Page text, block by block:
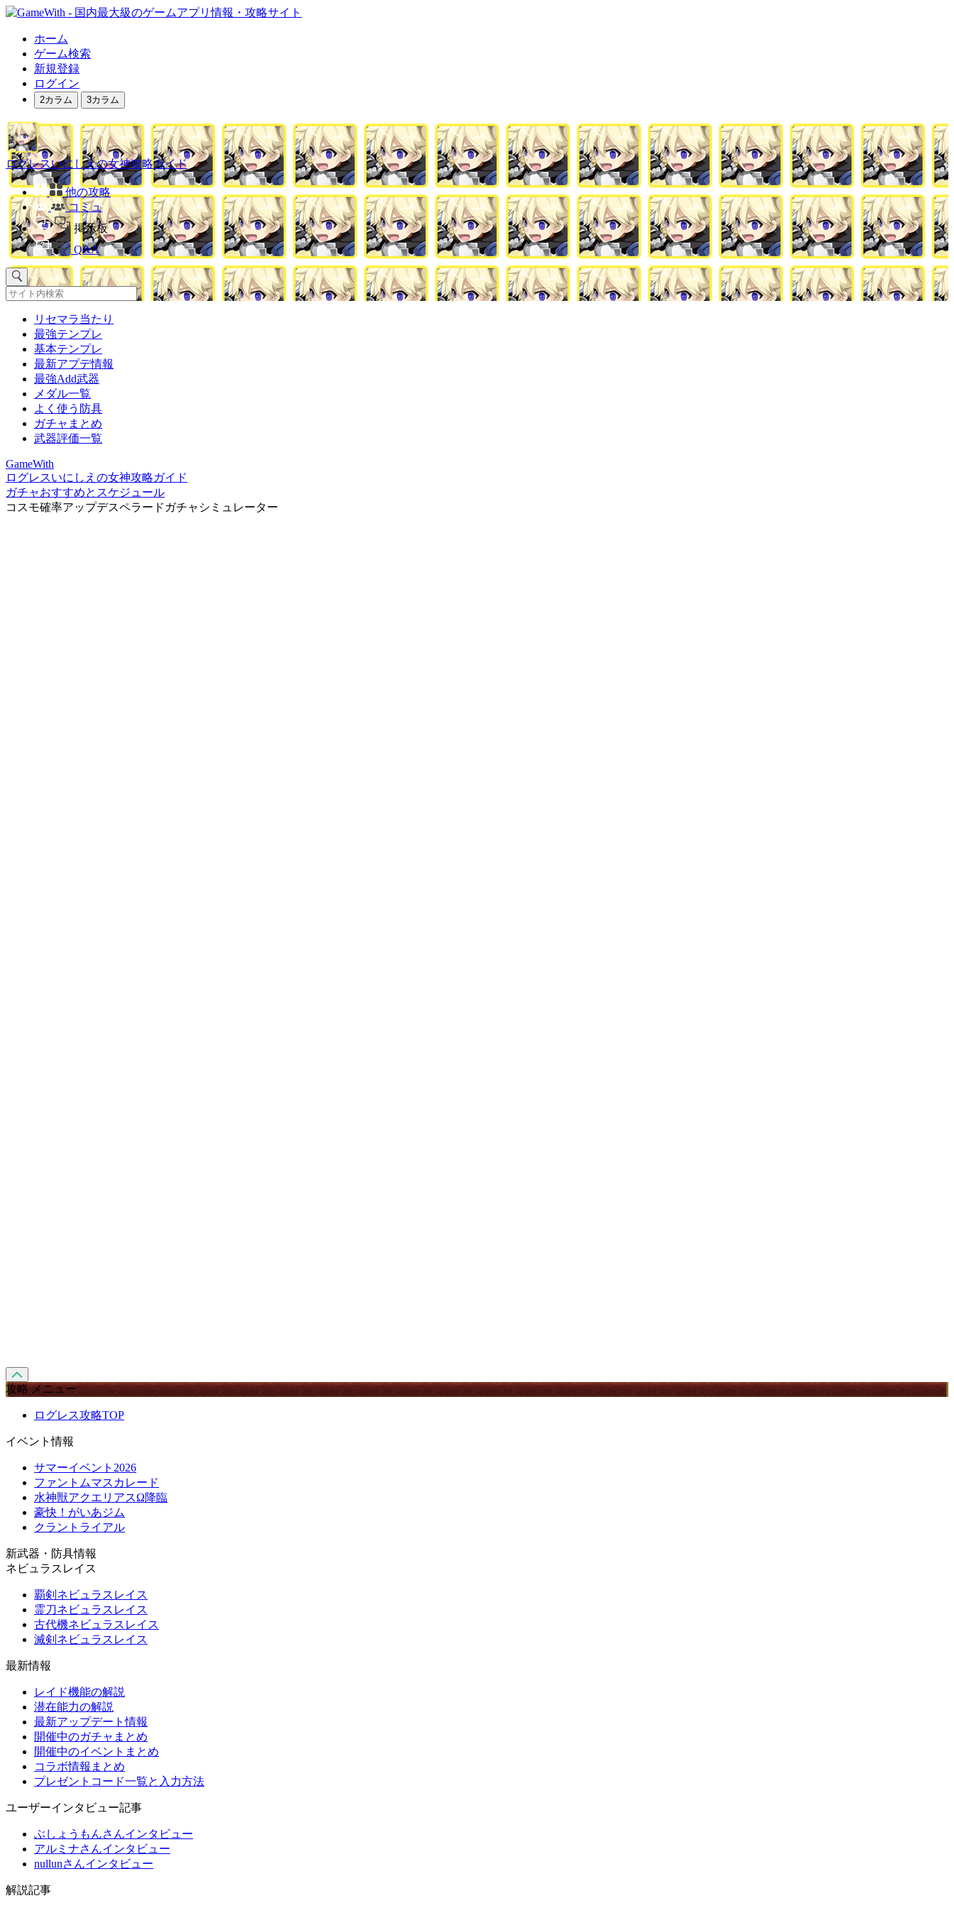
ホーム
ゲーム検索
新規登録
ログイン
2カラム 3カラム
ログレスいにしえの女神攻略ガイド
他の攻略
コミュ
掲示板
Q&A
リセマラ当たり
最強テンプレ
基本テンプレ
最新アプデ情報
最強Add武器
メダル一覧
よく使う防具
ガチャまとめ
武器評価一覧
GameWith
ログレスいにしえの女神攻略ガイド
ガチャおすすめとスケジュール
コスモ確率アップデスペラードガチャシミュレーター
攻略 メニュー
ログレス攻略TOP
イベント情報
サマーイベント2026
ファントムマスカレード
水神獣アクエリアスΩ降臨
豪快！がいあジム
クラントライアル
新武器・防具情報
ネビュラスレイス
覇剣ネビュラスレイス
霊刀ネビュラスレイス
古代機ネビュラスレイス
滅剣ネビュラスレイス
最新情報
レイド機能の解説
潜在能力の解説
最新アップデート情報
開催中のガチャまとめ
開催中のイベントまとめ
コラボ情報まとめ
プレゼントコード一覧と入力方法
ユーザーインタビュー記事
ぶしょうもんさんインタビュー
アルミナさんインタビュー
nullunさんインタビュー
解説記事